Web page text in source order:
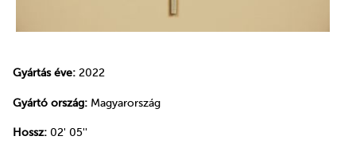
Gyártás éve: 2022
Gyártó ország: Magyarország
Hossz: 02' 05''